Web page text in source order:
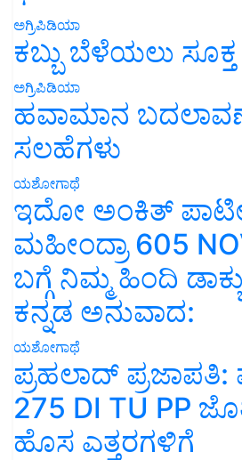
ಅಗ್ರಿಪಿಡಿಯಾ
ಕಬ್ಬು ಬೆಳೆಯಲು
ಅಗ್ರಿಪಿಡಿಯಾ
ಹವಾಮಾನ
ಸಲಹೆಗಳು
ಯಶೋಗಾಥೆ
ಇದೋ ಅಂಕಿತ್
ಮಹೀಂದ್ರಾ 605
ಬಗ್ಗೆ ನಿಮ್ಮ ಹಿಂದಿ
ಕನ್ನಡ ಅನುವಾದ:
ಯಶೋಗಾಥೆ
ಪ್ರಹಲಾದ್ ಪ್ರಜಾಪತಿ:
275 DI TU PP
ಹೊಸ ಎತ್ತರಗಳಿಗೆ